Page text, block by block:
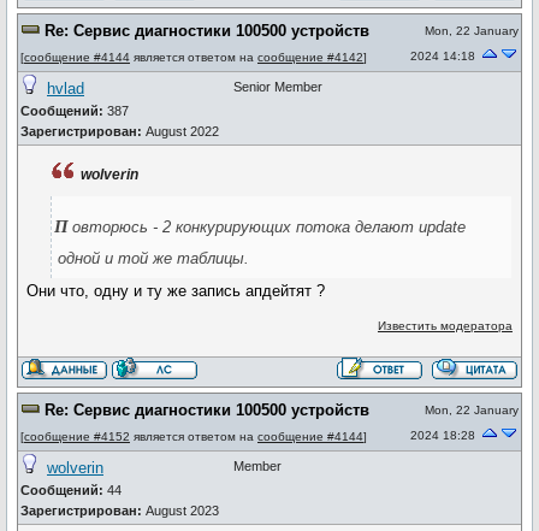
Re: Сервис диагностики 100500 устройств
[сообщение #4144 является ответом на сообщение #4142]
Mon, 22 January
2024 14:18
hvlad
Сообщений: 387
Зарегистрирован: August 2022
Senior Member
wolverin
п овторюсь - 2 конкурирующих потока делают update
одной и той же таблицы.
Они что, одну и ту же запись апдейтят ?
Известить модератора
Re: Сервис диагностики 100500 устройств
[сообщение #4152 является ответом на сообщение #4144]
Mon, 22 January
2024 18:28
wolverin
Сообщений: 44
Зарегистрирован: August 2023
Member